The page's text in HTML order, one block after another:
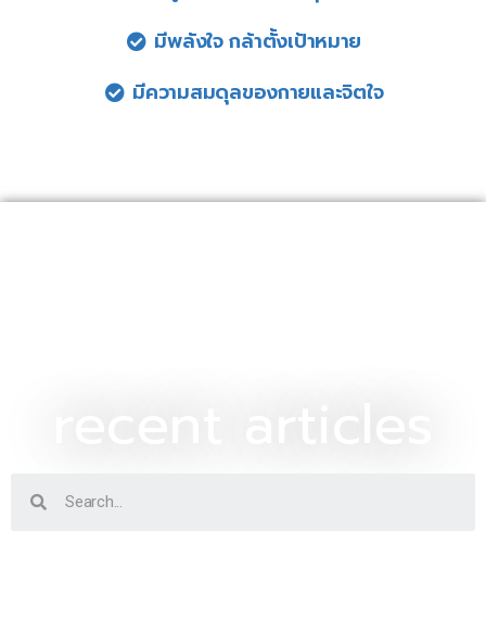
มีพลังใจ กล้าตั้งเป้าหมาย​
มีความสมดุลของกายและจิตใจ​